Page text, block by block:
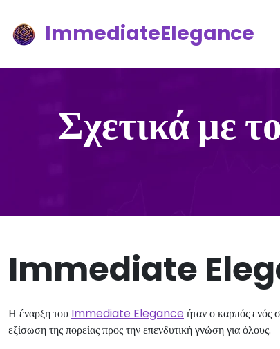
ImmediateElegance
Σχετικά με
Immediate
Η έναρξη του Immediate Eleganceήταν ο καρπός ενός
εξίσωση της πορείας προς την επενδυτική γνώση για όλους.